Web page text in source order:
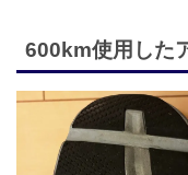
600km使用した